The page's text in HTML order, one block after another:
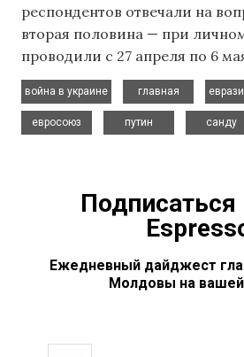
респондентов отвечали на
вторая половина — при
проводили с 27 апреля по 6
война в украине
главная
евросоюз
путин
санду
Подписаться
Ежедневный дайджест
Молдовы на вашей